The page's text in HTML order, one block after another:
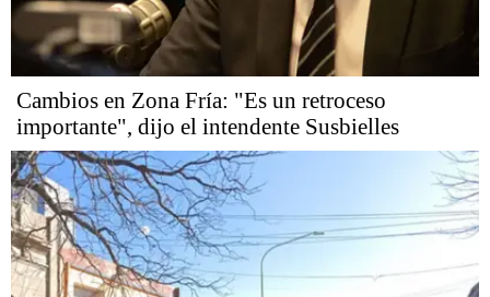
Cambios en Zona Fría: "Es un retroceso
importante", dijo el intendente Susbielles